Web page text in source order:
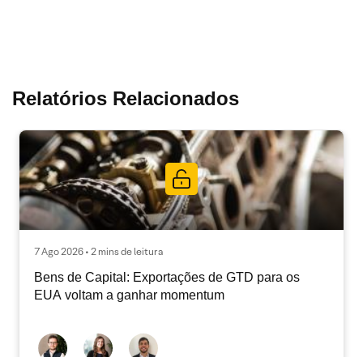
Relatórios Relacionados
7 Ago 2026 • 2 mins de leitura
Bens de Capital: Exportações de GTD para os
EUA voltam a ganhar momentum